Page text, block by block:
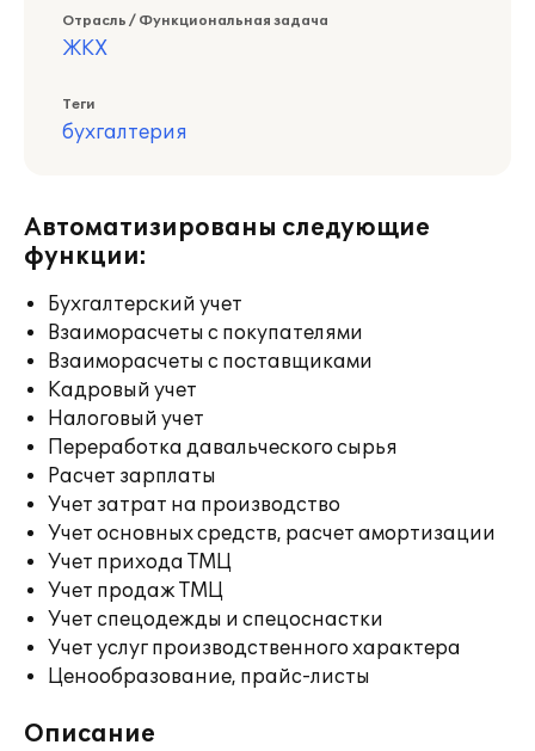
Отрасль / Функциональная задача
ЖКХ
Теги
бухгалтерия
Автоматизированы следующие
функции:
Бухгалтерский учет
Взаиморасчеты с покупателями
Взаиморасчеты с поставщиками
Кадровый учет
Налоговый учет
Переработка давальческого сырья
Расчет зарплаты
Учет затрат на производство
Учет основных средств, расчет амортизации
Учет прихода ТМЦ
Учет продаж ТМЦ
Учет спецодежды и спецоснастки
Учет услуг производственного характера
Ценообразование, прайс-листы
Описание